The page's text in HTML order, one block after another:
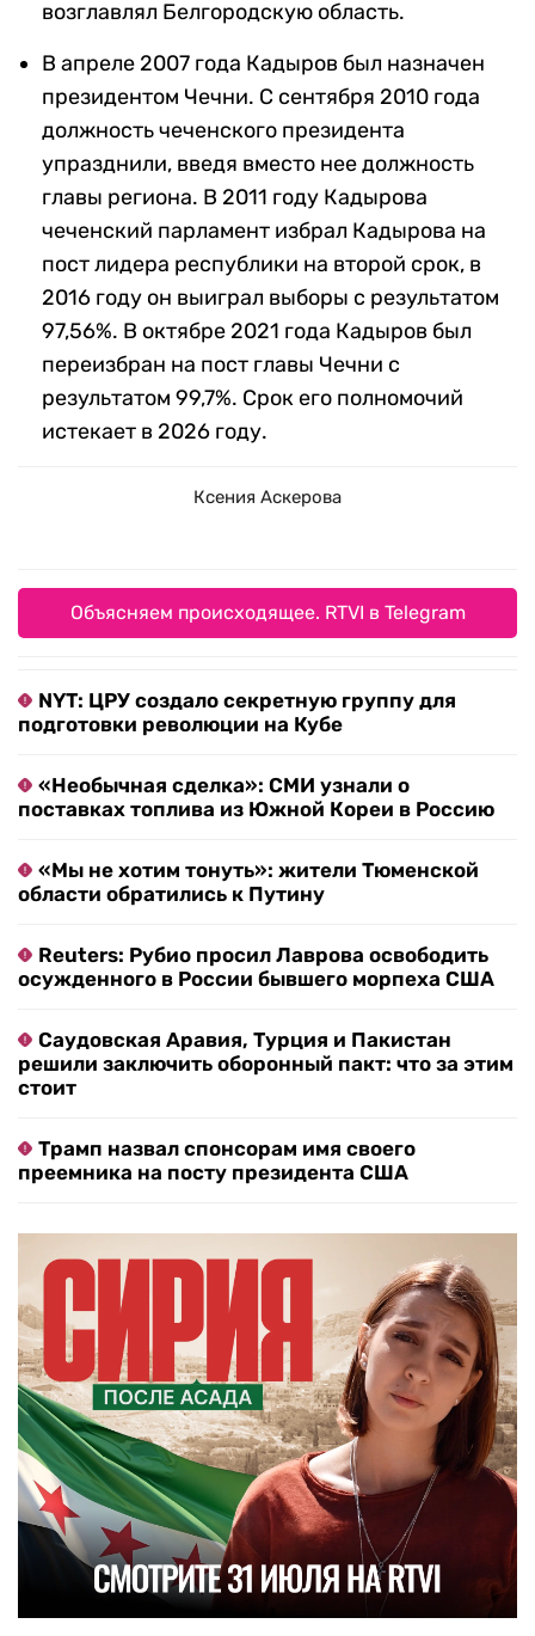
возглавлял Белгородскую область.
В апреле 2007 года Кадыров был назначен
президентом Чечни. С сентября 2010 года
должность чеченского президента
упразднили, введя вместо нее должность
главы региона. В 2011 году Кадырова
чеченский парламент избрал Кадырова на
пост лидера республики на второй срок, в
2016 году он выиграл выборы с результатом
97,56%. В октябре 2021 года Кадыров был
переизбран на пост главы Чечни с
результатом 99,7%. Срок его полномочий
истекает в 2026 году.
Ксения Аскерова
Объясняем происходящее. RTVI в Telegram
NYT: ЦРУ создало секретную группу для
подготовки революции на Кубе
«Необычная сделка»: СМИ узнали о
поставках топлива из Южной Кореи в Россию
«Мы не хотим тонуть»: жители Тюменской
области обратились к Путину
Reuters: Рубио просил Лаврова освободить
осужденного в России бывшего морпеха США
Саудовская Аравия, Турция и Пакистан
решили заключить оборонный пакт: что за этим
стоит
Трамп назвал спонсорам имя своего
преемника на посту президента США